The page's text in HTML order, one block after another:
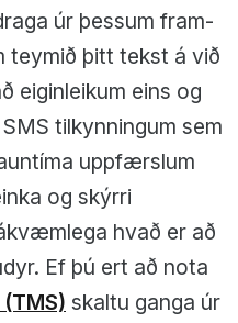
úr þessum fram-
teymið þitt tekst á við
eiginleikum eins og
tilkynningum sem
uppfærslum
og skýrri
hvað er að
Ef þú ert að nota
skaltu ganga úr